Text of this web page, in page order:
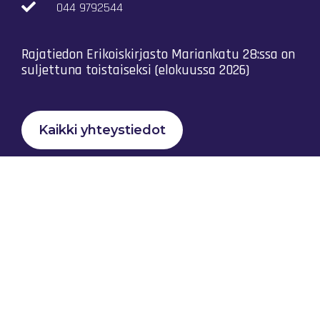
044 9792544
Rajatiedon Erikoiskirjasto Mariankatu 28:ssa on
suljettuna toistaiseksi (elokuussa 2026)
Kaikki yhteystiedot